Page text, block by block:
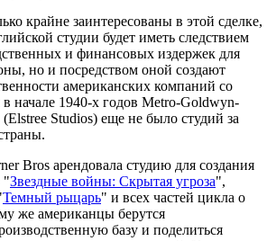
крайне заинтересованы в этой сделке,
студии будет иметь следствием
и финансовых издержек для
но и посредством оной создают
американских компаний со
начале 1940-х годов Metro-Goldwyn-
Studios) еще не было студий за
Bros арендовала студию для создания
"Звездные войны: Скрытая угроза",
Темный рыцарь" и всех частей цикла о
же американцы берутся
базу и поделиться